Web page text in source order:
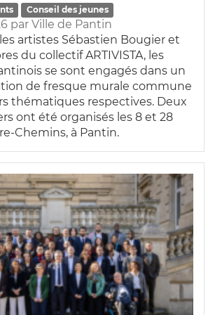
Conseil des jeunes
par Ville de Pantin
artistes Sébastien Bougier et
du collectif ARTIVISTA, les
se sont engagés dans un
de fresque murale commune
thématiques respectives. Deux
ont été organisés les 8 et 28
Chemins, à Pantin.